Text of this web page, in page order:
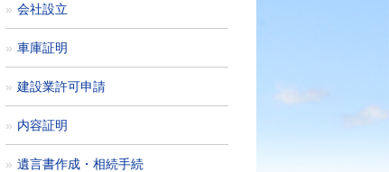
会社設立
車庫証明
建設業許可申請
内容証明
遺言書作成・相続手続